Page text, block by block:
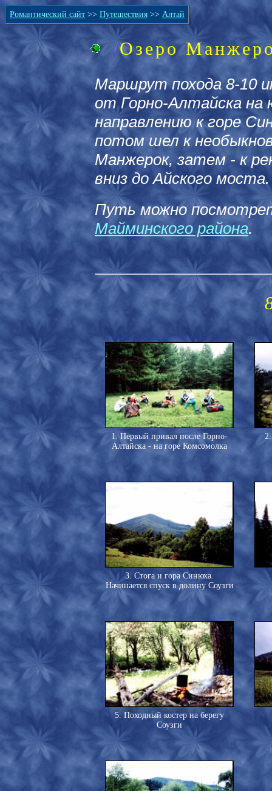
Романтический сайт >> Путешествия >> Алтай
Озеро
Маршрут похода 8-10
от Горно-Алтайска на
направлению к горе
потом шел к
Манжерок, затем - к
вниз до Айского моста.
Путь можно
Майминского района.
1. Первый привал после Горно-
Алтайска - на горе Комсомолка
3. Стога и гора Синюха.
Начинается спуск в долину Соузги
5. Походный костер на берегу
Соузги